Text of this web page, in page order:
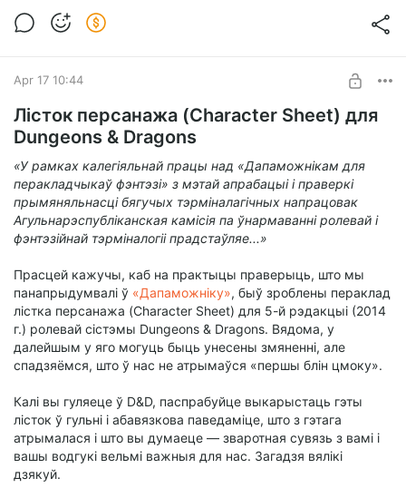
Apr 17 10:44
Лісток персанажа (Character Sheet) для
Dungeons & Dragons
«У рамках калегіяльнай працы над «Дапаможнікам для
перакладчыкаў фэнтэзі» з мэтай апрабацыі і праверкі
прымяняльнасці бягучых тэрміналагічных напрацовак
Агульнарэспубліканская камісія па ўнармаванні ролевай і
фэнтэзійнай тэрміналогіі прадстаўляе...»
Прасцей кажучы, каб на практыцы праверыць, што мы
панапрыдумвалі ў «Дапаможніку», быў зроблены пераклад
лістка персанажа (Character Sheet) для 5-й рэдакцыі (2014
г.) ролевай сістэмы Dungeons & Dragons. Вядома, у
далейшым у яго могуць быць унесены змяненні, але
спадзяёмся, што ў нас не атрымаўся «першы блін цмоку».
Калі вы гуляеце ў D&D, паспрабуйце выкарыстаць гэты
лісток ў гульні і абавязкова паведаміце, што з гэтага
атрымалася і што вы думаеце — зваротная сувязь з вамі і
вашы водгукі вельмі важныя для нас. Загадзя вялікі
дзякуй.